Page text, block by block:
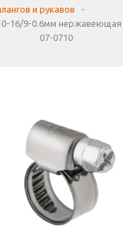
и рукавов
-
16/9-0.6мм нержавеющая
07-0710